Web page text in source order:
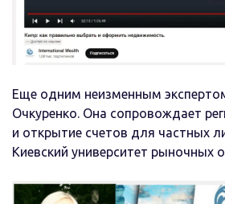
Еще одним неизменным
Очкуренко. Она сопровождает
и открытие счетов для частных
Киевский университет рыночных